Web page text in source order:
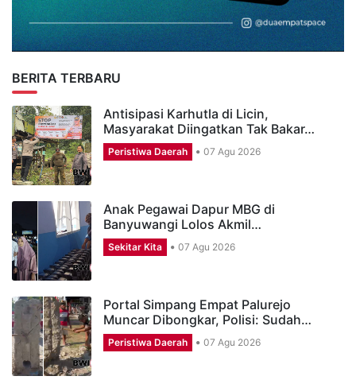
BERITA TERBARU
Antisipasi Karhutla di Licin,
Masyarakat Diingatkan Tak Bakar…
Peristiwa Daerah 07 Agu 2026
Anak Pegawai Dapur MBG di
Banyuwangi Lolos Akmil…
Sekitar Kita 07 Agu 2026
Portal Simpang Empat Palurejo
Muncar Dibongkar, Polisi: Sudah…
Peristiwa Daerah 07 Agu 2026